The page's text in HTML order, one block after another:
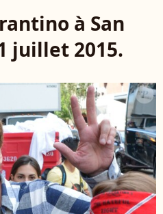
à San
juillet 2015.